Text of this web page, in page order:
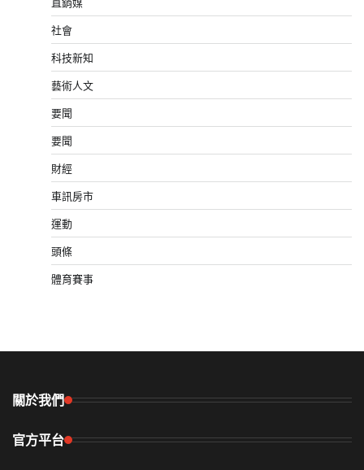
社會
科技新知
藝術人文
要聞
要聞
財經
車訊房市
運動
頭條
體育賽事
關於我們
官方平台